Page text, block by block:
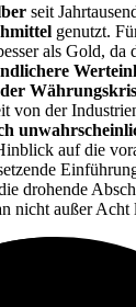
seit
genutzt.
als Gold, da
von der
auf die
drohende
nicht außer Acht